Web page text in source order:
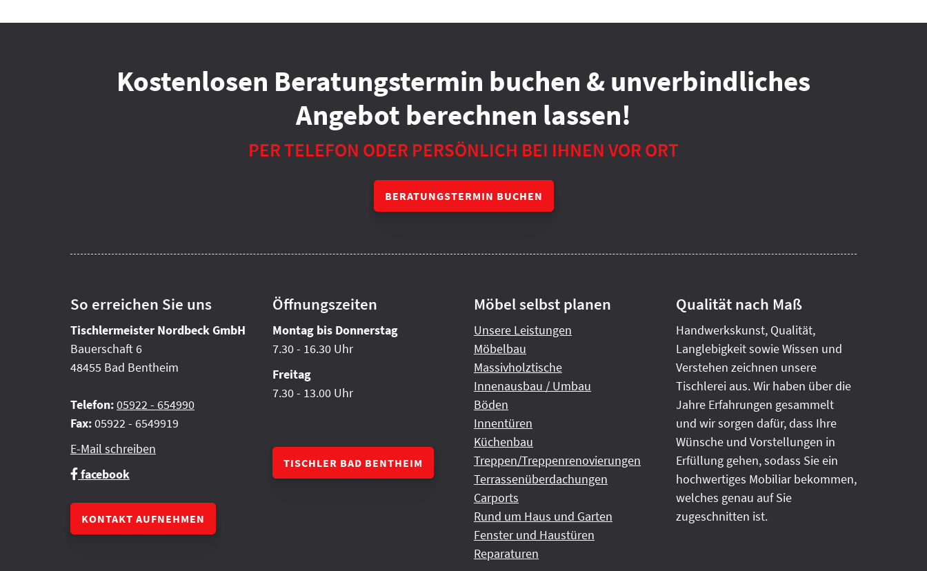
Kostenlosen Beratungstermin buchen & unverbindliches
Angebot berechnen lassen!
PER TELEFON ODER PERSÖNLICH BEI IHNEN VOR ORT
BERATUNGSTERMIN BUCHEN
So erreichen Sie uns
Tischlermeister Nordbeck GmbH
Bauerschaft 6
48455 Bad Bentheim
Telefon:05922 - 654990
Fax:05922 - 6549919
E-Mail schreiben
facebook
KONTAKT AUFNEHMEN
Öffnungszeiten
Montag bis Donnerstag
7.30 - 16.30 Uhr
Freitag
7.30 - 13.00 Uhr
TISCHLER BAD BENTHEIM
Möbel selbst planen
Unsere Leistungen
Möbelbau
Massivholztische
Innenausbau / Umbau
Böden
Innentüren
Küchenbau
Treppen/Treppenrenovierungen
Terrassenüberdachungen
Carports
Rund um Haus und Garten
Fenster und Haustüren
Reparaturen
Qualität nach Maß
Handwerkskunst, Qualität,
Langlebigkeit sowie Wissen und
Verstehen zeichnen unsere
Tischlerei aus. Wir haben über die
Jahre Erfahrungen gesammelt
und wir sorgen dafür, dass Ihre
Wünsche und Vorstellungen in
Erfüllung gehen, sodass Sie ein
hochwertiges Mobiliar bekommen,
welches genau auf Sie
zugeschnitten ist.